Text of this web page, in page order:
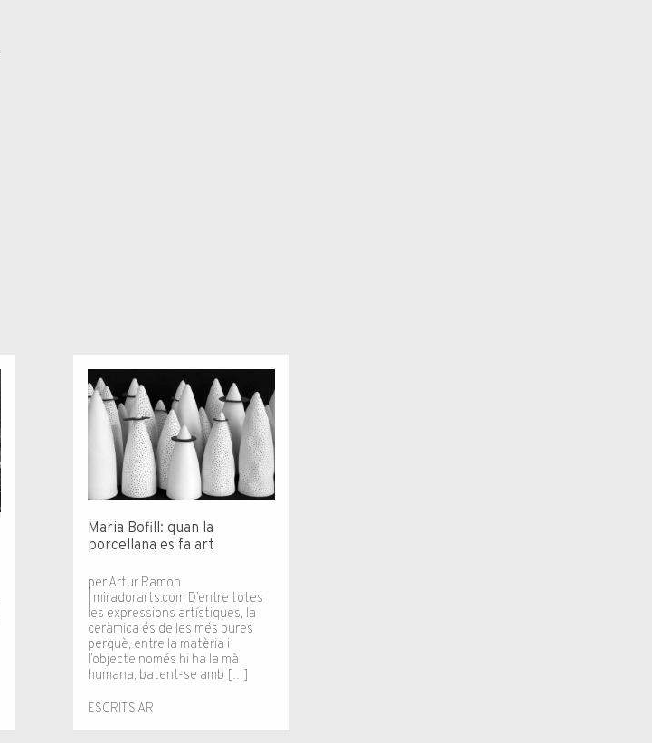
ESCRITS AR
Maria Bofill: quan la
porcellana es fa art
per Artur Ramon
| miradorarts.com D’entre totes
les expressions artístiques, la
ceràmica és de les més pures
perquè, entre la matèria i
l’objecte només hi ha la mà
humana, batent-se amb […]